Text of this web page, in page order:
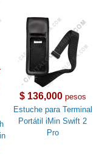
$ 136,000pesos
Estuche para Terminal
Portátil iMin Swift 2
Pro